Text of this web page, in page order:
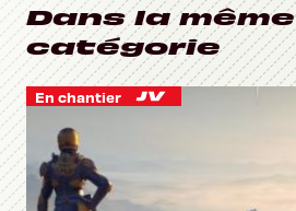
Dans la même
catégorie
En chantier